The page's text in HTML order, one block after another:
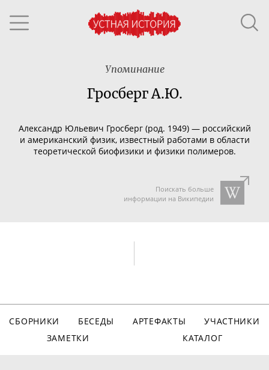
Упоминание
Гросберг А.Ю.
Александр Юльевич Гросберг (род. 1949) — российский
и американский физик, известный работами в области
теоретической биофизики и физики полимеров.
Поискать больше
информации на Википедии
СБОРНИКИ БЕСЕДЫ АРТЕФАКТЫ
УЧАСТНИКИ
ЗАМЕТКИ
КАТАЛОГ